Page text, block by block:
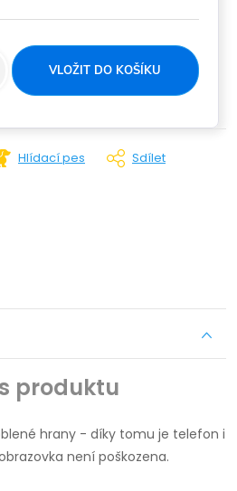
VLOŽIT DO KOŠÍKU
Hlídací pes Sdílet
produktu
hrany - díky tomu je telefon i
není poškozena.